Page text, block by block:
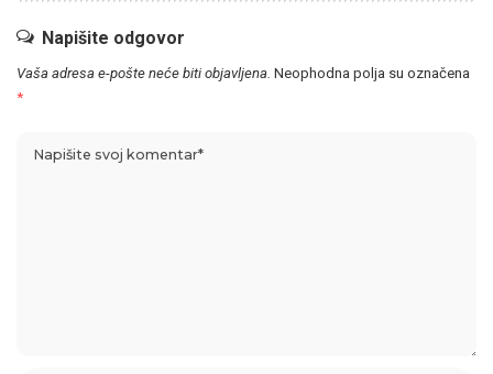
Napišite odgovor
Vaša adresa e-pošte neće biti objavljena. Neophodna polja su označena
*